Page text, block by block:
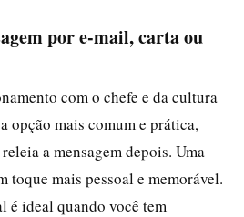
por e-mail, carta ou
com o chefe e da cultura
opção mais comum e prática,
a mensagem depois. Uma
toque mais pessoal e memorável.
é ideal quando você tem